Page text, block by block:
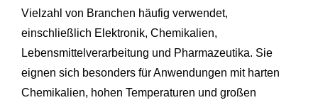
Vielzahl von Branchen häufig verwendet,
einschließlich Elektronik, Chemikalien,
Lebensmittelverarbeitung und Pharmazeutika. Sie
eignen sich besonders für Anwendungen mit harten
Chemikalien, hohen Temperaturen und großen